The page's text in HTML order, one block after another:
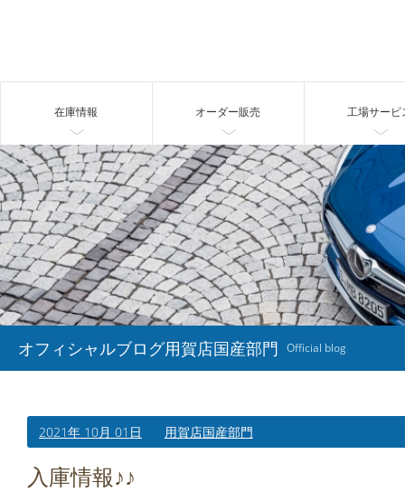
在庫情報 オーダー販売 工場サービ
オフィシャルブログ用賀店国産部門 Official blog
2021年 10月 01日 用賀店国産部門
入庫情報♪♪